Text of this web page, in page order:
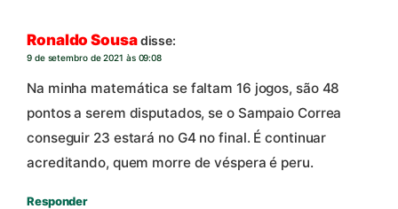
Ronaldo Sousadisse:
9 de setembro de 2021 às 09:08
Na minha matemática se faltam 16 jogos, são 48
pontos a serem disputados, se o Sampaio Correa
conseguir 23 estará no G4 no final. É continuar
acreditando, quem morre de véspera é peru.
Responder